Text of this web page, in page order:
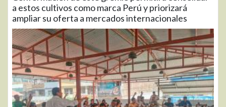
a estos cultivos como marca Perú y priorizará
ampliar su oferta a mercados internacionales